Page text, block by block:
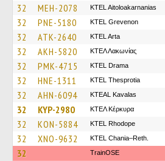
32 MEH-2078 KTEL Aitoloakarnanias
32 PNE-5180 ΚΤΕL Grevenon
32 ATK-2640 KTEL Arta
32 AKH-5820 ΚΤΕΛ Λακωνίας
32 PMK-4715 KTEL Drama
32 HNE-1311 KTEL Thesprotia
32 AHN-6094 KTEAL Kavalas
32 KYP-2980 ΚΤΕΛ Κέρκυρα
32 KON-5884 KTEL Rhodope
32 XNO-9632 KTEL Chania–Reth.
32 TrainΟSE